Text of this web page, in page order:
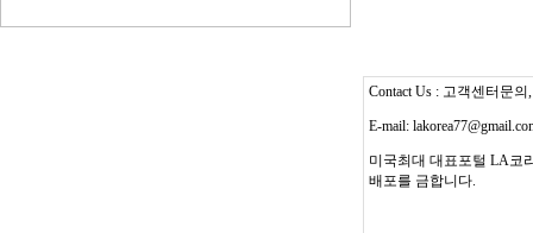
Contact Us : 고객센터문의
E-mail:
미국최대 대표포털 LA코
배포를 금합니다.